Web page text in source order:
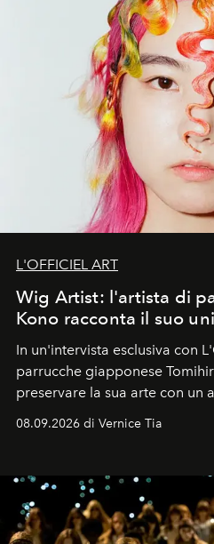
L'OFFICIEL ART
Wig Artist: l'artista di
Kono racconta il suo
In un'intervista esclusiva con
parrucche giapponese
preservare la sua arte con un
08.09.2026 di Vernice Tia